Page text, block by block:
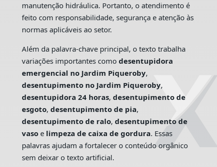
manutenção hidráulica. Portanto, o atendimento é
feito com responsabilidade, segurança e atenção às
normas aplicáveis ao setor.
Além da palavra-chave principal, o texto trabalha
variações importantes como desentupidora
emergencial no Jardim Piqueroby,
desentupimento no Jardim Piqueroby,
desentupidora 24 horas, desentupimento de
esgoto, desentupimento de pia,
desentupimento de ralo, desentupimento de
vasoe limpeza de caixa de gordura. Essas
palavras ajudam a fortalecer o conteúdo orgânico
sem deixar o texto artificial.